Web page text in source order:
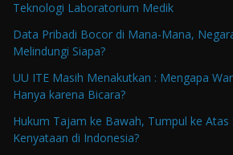
Teknologi Laboratorium Medik
Data Pribadi Bocor di Mana-Mana,
Melindungi Siapa?
UU ITE Masih Menakutkan : Mengapa
Hanya karena Bicara?
Hukum Tajam ke Bawah, Tumpul ke
Kenyataan di Indonesia?